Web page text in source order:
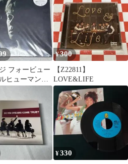
フォービュー
ヒューマンラ
レコード 2枚組
¥300
【Z22811】
LOVE&LIFE
¥330